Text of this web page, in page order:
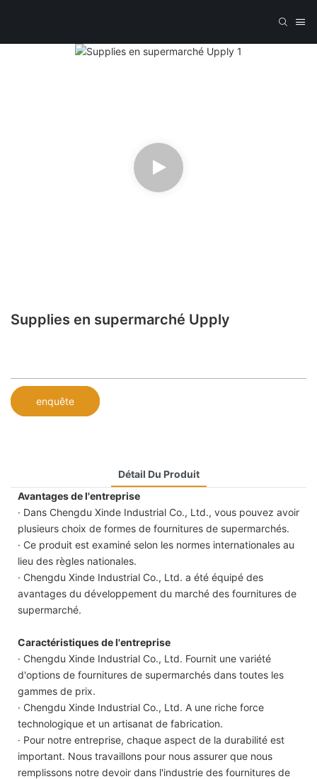
Supplies en supermarché Upply
enquête
Détail Du Produit
Avantages de l'entreprise
· Dans Chengdu Xinde Industrial Co., Ltd., vous pouvez avoir
plusieurs choix de formes de fournitures de supermarchés.
· Ce produit est examiné selon les normes internationales au
lieu des règles nationales.
· Chengdu Xinde Industrial Co., Ltd. a été équipé des
avantages du développement du marché des fournitures de
supermarché.
Caractéristiques de l'entreprise
· Chengdu Xinde Industrial Co., Ltd. Fournit une variété
d'options de fournitures de supermarchés dans toutes les
gammes de prix.
· Chengdu Xinde Industrial Co., Ltd. A une riche force
technologique et un artisanat de fabrication.
· Pour notre entreprise, chaque aspect de la durabilité est
important. Nous travaillons pour nous assurer que nous
remplissons notre devoir dans l'industrie des fournitures de